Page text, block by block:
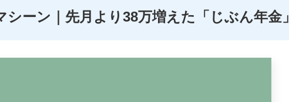
シーン｜先月より38万増えた「じぶん年金」